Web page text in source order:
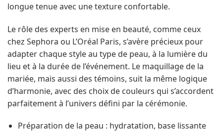
longue tenue avec une texture confortable.
Le rôle des experts en mise en beauté, comme ceux
chez Sephora ou L’Oréal Paris, s’avère précieux pour
adapter chaque style au type de peau, à la lumière du
lieu et à la durée de l’événement. Le maquillage de la
mariée, mais aussi des témoins, suit la même logique
d’harmonie, avec des choix de couleurs qui s’accordent
parfaitement à l’univers défini par la cérémonie.
Préparation de la peau : hydratation, base lissante